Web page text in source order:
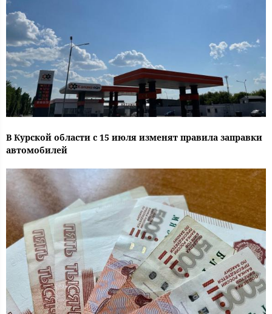
В Курской области с 15 июля изменят правила заправки
автомобилей